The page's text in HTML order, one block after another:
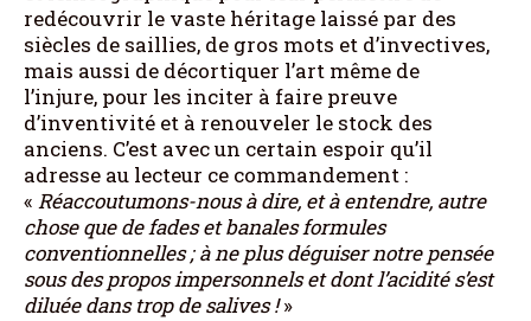
redécouvrir le vaste héritage laissé par des
siècles de saillies, de gros mots et d’invectives,
mais aussi de décortiquer l’art même de
l’injure, pour les inciter à faire preuve
d’inventivité et à renouveler le stock des
anciens. C’est avec un certain espoir qu’il
adresse au lecteur ce commandement :
« Réaccoutumons-nous à dire, et à entendre, autre
chose que de fades et banales formules
conventionnelles ; à ne plus déguiser notre pensée
sous des propos impersonnels et dont l’acidité s’est
diluée dans trop de salives !»